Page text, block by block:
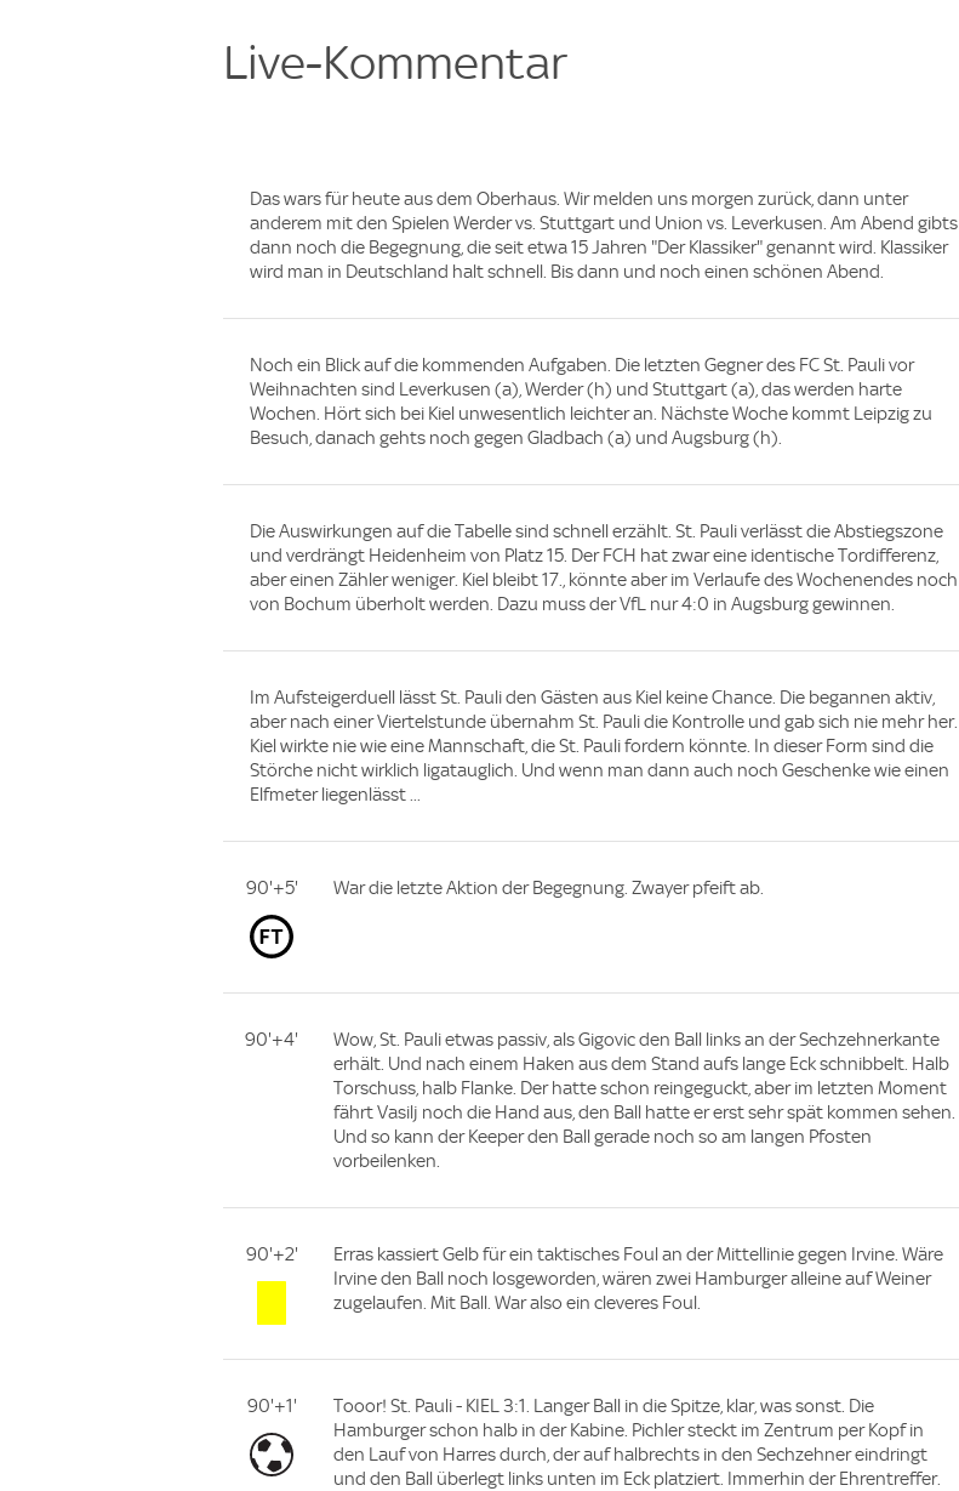
Live-Kommentar
Das wars für heute aus dem Oberhaus. Wir melden uns morgen zurück, dann unter
anderem mit den Spielen Werder vs. Stuttgart und Union vs. Leverkusen. Am Abend gibts
dann noch die Begegnung, die seit etwa 15 Jahren "Der Klassiker" genannt wird. Klassiker
wird man in Deutschland halt schnell. Bis dann und noch einen schönen Abend.
Noch ein Blick auf die kommenden Aufgaben. Die letzten Gegner des FC St. Pauli vor
Weihnachten sind Leverkusen (a), Werder (h) und Stuttgart (a), das werden harte
Wochen. Hört sich bei Kiel unwesentlich leichter an. Nächste Woche kommt Leipzig zu
Besuch, danach gehts noch gegen Gladbach (a) und Augsburg (h).
Die Auswirkungen auf die Tabelle sind schnell erzählt. St. Pauli verlässt die Abstiegszone
und verdrängt Heidenheim von Platz 15. Der FCH hat zwar eine identische Tordifferenz,
aber einen Zähler weniger. Kiel bleibt 17., könnte aber im Verlaufe des Wochenendes noch
von Bochum überholt werden. Dazu muss der VfL nur 4:0 in Augsburg gewinnen.
Im Aufsteigerduell lässt St. Pauli den Gästen aus Kiel keine Chance. Die begannen aktiv,
aber nach einer Viertelstunde übernahm St. Pauli die Kontrolle und gab sich nie mehr her.
Kiel wirkte nie wie eine Mannschaft, die St. Pauli fordern könnte. In dieser Form sind die
Störche nicht wirklich ligatauglich. Und wenn man dann auch noch Geschenke wie einen
Elfmeter liegenlässt ...
90'+5' War die letzte Aktion der Begegnung. Zwayer pfeift ab.
90'+4'
Wow, St. Pauli etwas passiv, als Gigovic den Ball links an der Sechzehnerkante
erhält. Und nach einem Haken aus dem Stand aufs lange Eck schnibbelt. Halb
Torschuss, halb Flanke. Der hatte schon reingeguckt, aber im letzten Moment
fährt Vasilj noch die Hand aus, den Ball hatte er erst sehr spät kommen sehen.
Und so kann der Keeper den Ball gerade noch so am langen Pfosten
vorbeilenken.
90'+2'
Erras kassiert Gelb für ein taktisches Foul an der Mittellinie gegen Irvine. Wäre
Irvine den Ball noch losgeworden, wären zwei Hamburger alleine auf Weiner
zugelaufen. Mit Ball. War also ein cleveres Foul.
90'+1'
Tooor! St. Pauli - KIEL 3:1. Langer Ball in die Spitze, klar, was sonst. Die
Hamburger schon halb in der Kabine. Pichler steckt im Zentrum per Kopf in
den Lauf von Harres durch, der auf halbrechts in den Sechzehner eindringt
und den Ball überlegt links unten im Eck platziert. Immerhin der Ehrentreffer.